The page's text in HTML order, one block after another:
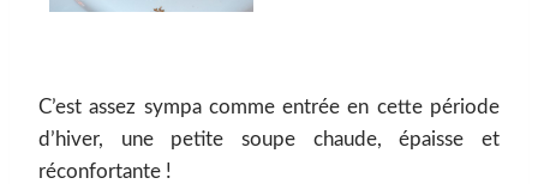
C’est assez sympa comme entrée en cette période
d’hiver, une petite soupe chaude, épaisse et
réconfortante !